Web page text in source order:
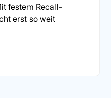
festem Recall-
erst so weit